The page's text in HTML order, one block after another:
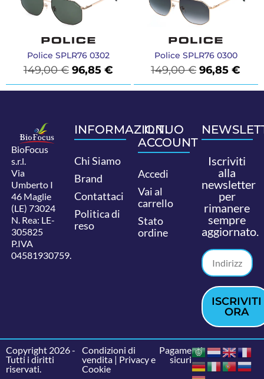
Police SPLR76 0302
149,00€ 96,85 €
Police SPLR76 0300
149,00€ 96,85€
BioFocus
s.r.l.
Via
Umberto I
46 Maglie
(LE) 73024
N. Rea: LE-
305825
P.IVA
04581930759.
INFORMAZIONI
Chi Siamo
Brand
Contattaci
Politica di
reso
IL TUO
ACCOUNT
Accedi
Vai al
carrello
Stato
ordine
Iscriviti
alla
newsletter
per
rimanere
sempre
aggiornato.
ISCRIVITI
ORA
Copyright 2026 -
Tutti i diritti
riservati.
Condizioni di
vendita| Privacy e
Cookie
Pagamenti
sicuri